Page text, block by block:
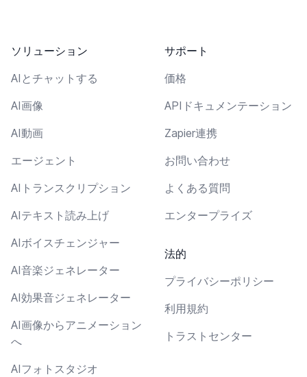
ソリューション
AIとチャットする
AI画像
AI動画
エージェント
AIトランスクリプション
AIテキスト読み上げ
AIボイスチェンジャー
AI音楽ジェネレーター
AI効果音ジェネレーター
AI画像からアニメーション
へ
AIフォトスタジオ
サポート
価格
APIドキュメンテーション
Zapier連携
お問い合わせ
よくある質問
エンタープライズ
法的
プライバシーポリシー
利用規約
トラストセンター